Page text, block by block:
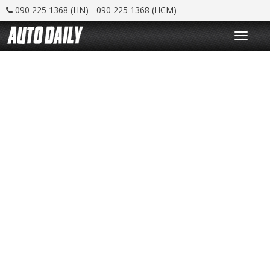
090 225 1368 (HN) - 090 225 1368 (HCM)
T
o
g